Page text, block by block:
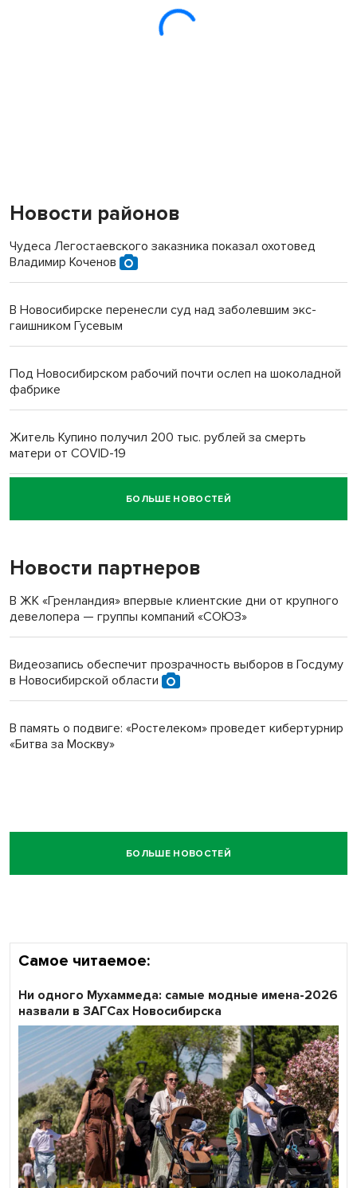
Новости районов
Чудеса Легостаевского заказника показал охотовед
Владимир Коченов
В Новосибирске перенесли суд над заболевшим экс-
гаишником Гусевым
Под Новосибирском рабочий почти ослеп на шоколадной
фабрике
Житель Купино получил 200 тыс. рублей за смерть
матери от COVID-19
Новосибирский суд наказал водителя за смерть
пенсионерки на вокзале
БОЛЬШЕ НОВОСТЕЙ
Новости партнеров
В ЖК «Гренландия» впервые клиентские дни от крупного
девелопера — группы компаний «СОЮЗ»
Видеозапись обеспечит прозрачность выборов в Госдуму
в Новосибирской области
В память о подвиге: «Ростелеком» проведет кибертурнир
«Битва за Москву»
БОЛЬШЕ НОВОСТЕЙ
Самое читаемое:
Ни одного Мухаммеда: самые модные имена-2026
назвали в ЗАГСах Новосибирска